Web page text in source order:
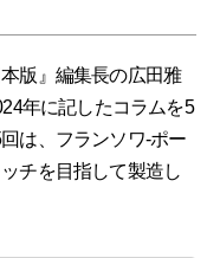
版』編集長の広田雅
年に記したコラムを5
は、フランソワ-ポー
チを目指して製造し